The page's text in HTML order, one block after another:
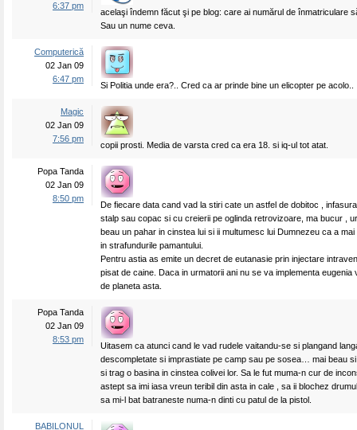
6:37 pm
acelaşi îndemn făcut şi pe blog: care ai numărul de înmatriculare
Sau un nume ceva.
Computerică
02 Jan 09
6:47 pm
Si Politia unde era?.. Cred ca ar prinde bine un elicopter pe acolo..
Magic
02 Jan 09
7:56 pm
copii prosti. Media de varsta cred ca era 18. si iq-ul tot atat.
Popa Tanda
02 Jan 09
8:50 pm
De fiecare data cand vad la stiri cate un astfel de dobitoc ,
stalp sau copac si cu creierii pe oglinda retrovizoare, ma bucur ,
beau un pahar in cinstea lui si ii multumesc lui Dumnezeu ca a
in strafundurile pamantului.
Pentru astia as emite un decret de eutanasie prin injectare
pisat de caine. Daca in urmatorii ani nu se va implementa eugenia
de planeta asta.
Popa Tanda
02 Jan 09
8:53 pm
Uitasem ca atunci cand le vad rudele vaitandu-se si plangand
descompletate si imprastiate pe camp sau pe sosea… mai beau
si trag o basina in cinstea colivei lor. Sa le fut muma-n cur de
astept sa imi iasa vreun teribil din asta in cale , sa ii blochez
sa mi-l bat batraneste numa-n dinti cu patul de la pistol.
BABILONUL